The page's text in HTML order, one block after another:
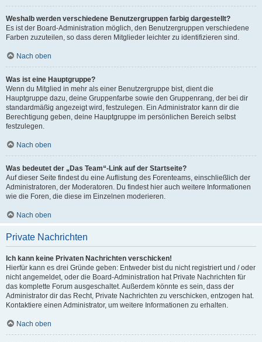
Weshalb werden verschiedene Benutzergruppen farbig dargestellt?
Es ist der Board-Administration möglich, den Benutzergruppen verschiedene
Farben zuzuteilen, so dass deren Mitglieder leichter zu identifizieren sind.
Nach oben
Was ist eine Hauptgruppe?
Wenn du Mitglied in mehr als einer Benutzergruppe bist, dient die
Hauptgruppe dazu, deine Gruppenfarbe sowie den Gruppenrang, der bei dir
standardmäßig angezeigt wird, festzulegen. Ein Administrator kann dir die
Berechtigung geben, deine Hauptgruppe im persönlichen Bereich selbst
festzulegen.
Nach oben
Was bedeutet der „Das Team“-Link auf der Startseite?
Auf dieser Seite findest du eine Auflistung des Forenteams, einschließlich der
Administratoren, der Moderatoren. Du findest hier auch weitere Informationen
wie die Foren, die diese im Einzelnen moderieren.
Nach oben
Private Nachrichten
Ich kann keine Privaten Nachrichten verschicken!
Hierfür kann es drei Gründe geben: Entweder bist du nicht registriert und / oder
nicht angemeldet, oder die Board-Administration hat Private Nachrichten für
das komplette Forum ausgeschaltet. Außerdem könnte es sein, dass der
Administrator dir das Recht, Private Nachrichten zu verschicken, entzogen hat.
Kontaktiere einen Administrator, um weitere Informationen zu erhalten.
Nach oben